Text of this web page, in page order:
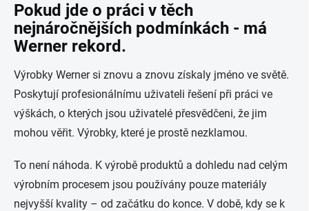
Pokud jde o práci v těch
nejnáročnějších podmínkách - má
Werner rekord.
Výrobky Werner si znovu a znovu získaly jméno ve světě.
Poskytují profesionálnímu uživateli řešení při práci ve
výškách, o kterých jsou uživatelé přesvědčeni, že jim
mohou věřit. Výrobky, které je prostě nezklamou.
To není náhoda. K výrobě produktů a dohledu nad celým
výrobním procesem jsou používány pouze materiály
nejvyšší kvality – od začátku do konce. V době, kdy se k